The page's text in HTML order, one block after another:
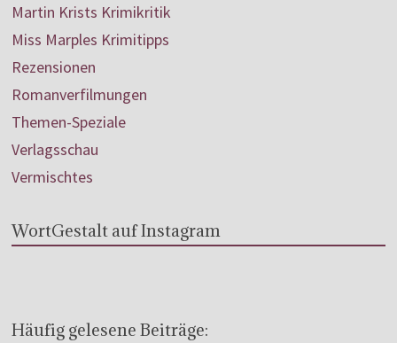
Martin Krists Krimikritik
Miss Marples Krimitipps
Rezensionen
Romanverfilmungen
Themen-Speziale
Verlagsschau
Vermischtes
WortGestalt auf Instagram
Häufig gelesene Beiträge: